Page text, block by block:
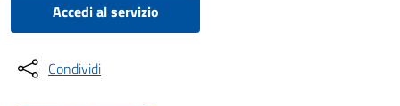
Accedi al servizio
Condividi